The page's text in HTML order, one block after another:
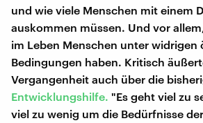
und wie viele Menschen mit einem
auskommen müssen. Und vor
im Leben Menschen unter widrigen
Bedingungen haben. Kritisch
Vergangenheit auch über die
Entwicklungshilfe. "Es geht viel zu
viel zu wenig um die Bedürfnisse